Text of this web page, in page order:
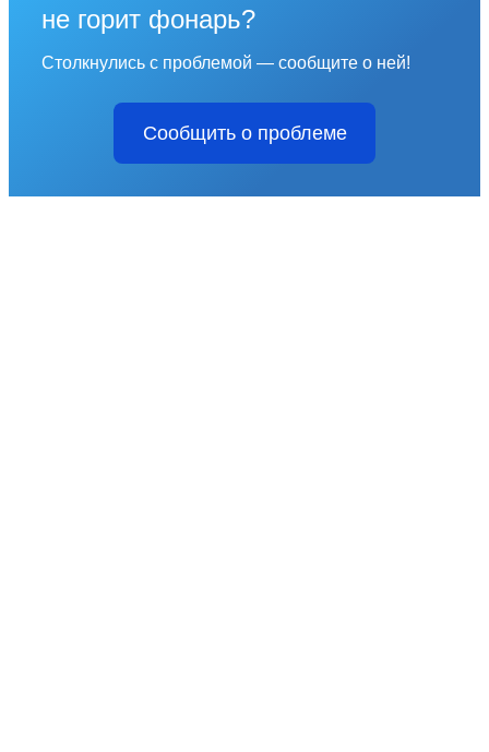
не горит фонарь?
Столкнулись с проблемой — сообщите о ней!
Сообщить о проблеме